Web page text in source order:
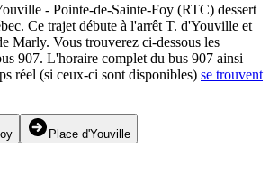
- Pointe-de-Sainte-Foy (RTC) dessert
Ce trajet débute à l'arrêt T. d'Youville et
Marly. Vous trouverez ci-dessous les
907. L'horaire complet du bus 907 ainsi
réel (si ceux-ci sont disponibles) se trouvent
Place d'Youville